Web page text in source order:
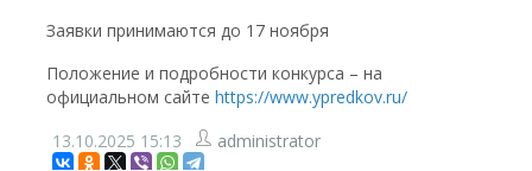
Заявки принимаются до 17 ноября
Положение и подробности конкурса – на
официальном сайтеhttps://www.ypredkov.ru/
13.10.2025 15:13 administrator